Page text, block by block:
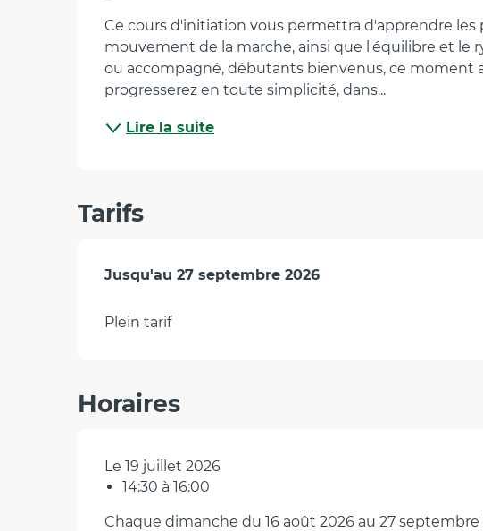
Ce cours d'initiation vous permettra d'apprendre les
mouvement de la marche, ainsi que l'équilibre et le
ou accompagné, débutants bienvenus, ce moment
progresserez en toute simplicité, dans...
Lire la suite
Tarifs
Du12 juillet 2026au27 septembre 2026
Jusqu'au 27 septembre 2026
Plein tarif
Horaires
Le 19 juillet 2026
14:30 à 16:00
Chaque dimanche du 16 août 2026 au 27 septembre